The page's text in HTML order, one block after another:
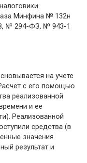
Минфина № 132н
№ 294-ФЗ, № 943-1
на учете
с его помощью
реализованной
и ее
Реализованной
средства (в
значения
результат и